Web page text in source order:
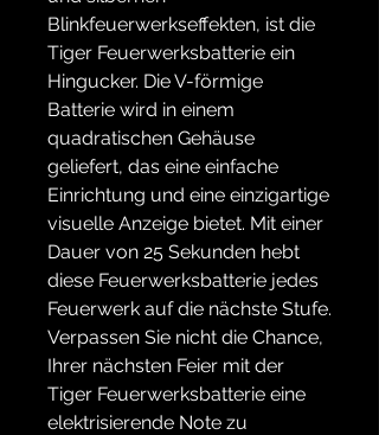
Blinkfeuerwerkseffekten, ist die
Tiger Feuerwerksbatterie ein
Hingucker. Die V-förmige
Batterie wird in einem
quadratischen Gehäuse
geliefert, das eine einfache
Einrichtung und eine einzigartige
visuelle Anzeige bietet. Mit einer
Dauer von 25 Sekunden hebt
diese Feuerwerksbatterie jedes
Feuerwerk auf die nächste Stufe.
Verpassen Sie nicht die Chance,
Ihrer nächsten Feier mit der
Tiger Feuerwerksbatterie eine
elektrisierende Note zu